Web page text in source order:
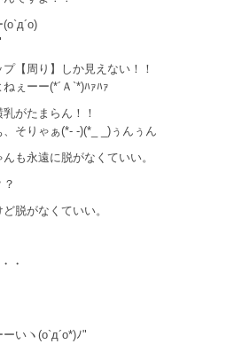
【周り】しか見えない！！
ぇーー(*´Ａ`*)ﾊｧﾊｧ
がたまらん！！
そりゃぁ(*- -)(*_ _)ぅんぅん
も永遠に脱がなくていい。
脱がなくていい。
・
いヽ(o`д´o*)ﾉ"